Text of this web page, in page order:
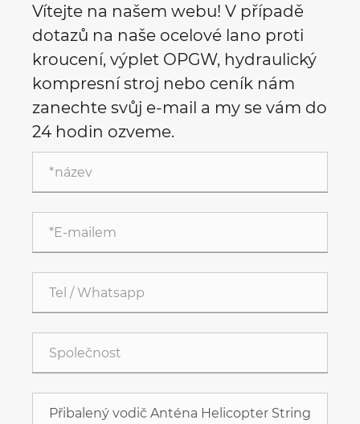
Vítejte na našem webu! V případě
dotazů na naše ocelové lano proti
kroucení, výplet OPGW, hydraulický
kompresní stroj nebo ceník nám
zanechte svůj e-mail a my se vám do
24 hodin ozveme.